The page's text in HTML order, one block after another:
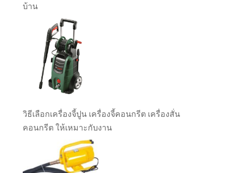
บ้าน
วิธีเลือกเครื่องจี้ปูน เครื่องจี้คอนกรีต เครื่องสั่น
คอนกรีต ให้เหมาะกับงาน